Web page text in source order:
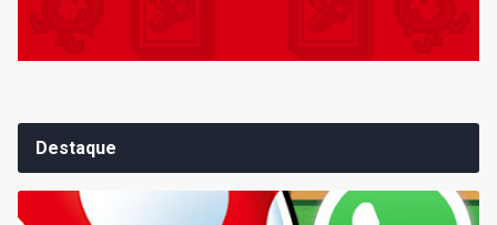
Destaque